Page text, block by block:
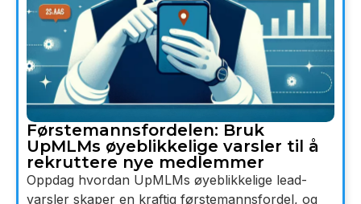
Førstemannsfordelen: Bruk
UpMLMs øyeblikkelige varsler til å
rekruttere nye medlemmer
Oppdag hvordan UpMLMs øyeblikkelige lead-
varsler skaper en kraftig førstemannsfordel, og